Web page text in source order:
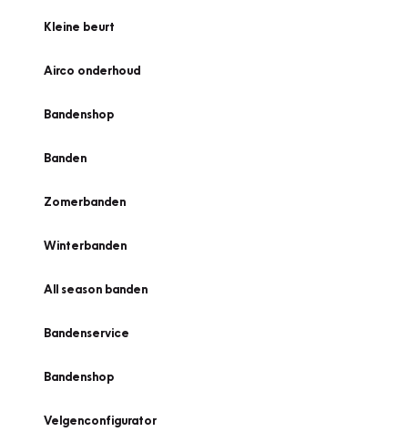
Kleine beurt
Airco onderhoud
Bandenshop
Banden
Zomerbanden
Winterbanden
All season banden
Bandenservice
Bandenshop
Velgenconfigurator